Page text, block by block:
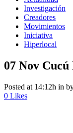
Investigación
Creadores
Movimientos
Iniciativa
Hiperlocal
07 Nov Cucú
Posted at 14:12h in
0 Likes